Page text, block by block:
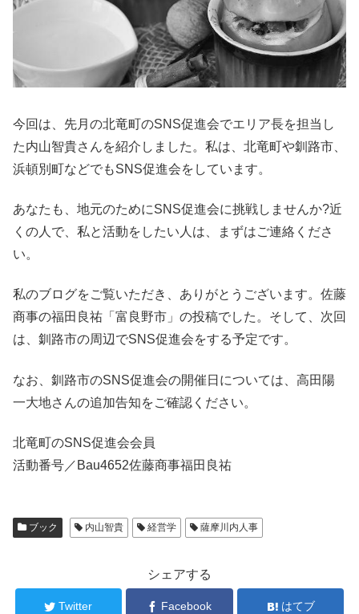
今回は、先月の北竜町のSNS促進会でエリア長を担当し
た内山智貴さんを紹介しました。私は、北竜町や釧路市、
浜頓別町などでもSNS促進会をしています。
あなたも、地元のためにSNS促進会に挑戦しませんか?近
くの人で、私と活動をしたい人は、まずはご連絡くださ
い。
私のブログをご覧いただき、ありがとうございます。佐藤
商事の福田良祐「富良野市」の投稿でした。そして、次回
は、釧路市の周辺でSNS促進会をする予定です。
なお、釧路市のSNS促進会の開催日については、高田陽
一大地さんの追加告知をご確認ください。
北竜町のSNS促進会会員
活動番号／Bau4652佐藤商事福田良祐
ブック 内山智貴 経営学 薩摩川内人事
シェアする
Twitter Facebook はてブ